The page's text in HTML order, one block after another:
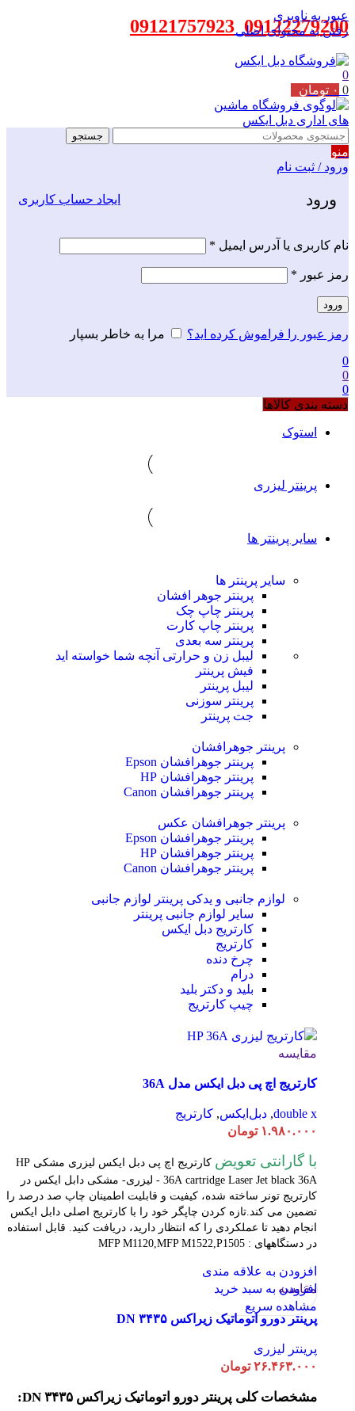
عبور به ناوبری
رفتن به محتوای اصلی
09122279200
09121757923
0
0 ۰ تومان
جستجو
منو
ورود / ثبت نام
ورود ایجاد حساب کاربری
نام کاربری یا آدرس ایمیل *
رمز عبور *
ورود
رمز عبور را فراموش کرده اید؟
مرا به خاطر بسپار
0
0
0
دسته بندی کالاها
استوک
پرینتر لیزری
سایر پرینتر ها
سایر پرینتر ها
پرینتر جوهر افشان
پرینتر چاپ چک
پرینتر چاپ کارت
پرینتر سه بعدی
لیبل زن و حرارتی آنچه شما خواسته اید
فیش پرینتر
لیبل پرینتر
پرینتر سوزنی
جت پرینتر
پرینتر جوهرافشان
پرینتر جوهرافشان Epson
پرینتر جوهرافشان HP
پرینتر جوهرافشان Canon
پرینتر جوهرافشان عکس
پرینتر جوهرافشان Epson
پرینتر جوهرافشان HP
پرینتر جوهرافشان Canon
لوازم جانبی و یدکی پرینتر لوازم جانبی
سایر لوازم جانبی پرینتر
کارتریج دبل ایکس
کارتریج
چرخ دنده
درام
بلید و دکتر بلید
چیپ کارتریج
مقایسه
کارتریج اچ پی دبل ایکس مدل 36A
double x
, دبل‌ایکس, کارتریج
۱.۹۸۰.۰۰۰ تومان
با گارانتی تعویض
کارتریج اچ پی دبل ایکس لیزری مشکی HP
36A cartridge Laser
Jet black 36A - لیزری- مشکی دابل ایکس در
کارتریج تونر ساخته شده، کیفیت و قابلیت اطمینان چاپ صد درصد را
تضمین می کند.تازه کردن چاپگر خود را با کارتریج اصلی دابل ایکس
انجام دهید تا عملکردی را که انتظار دارید، دریافت کنید. قابل استفاده
در دستگاههای : MFP M1120,MFP M1522,P1505
افزودن به علاقه مندی
افزودن به سبد خرید
مشاهده سریع
مقایسه
پرینتر دورو اتوماتیک زیراکس DN ۳۴۳۵
پرینتر لیزری
۲۶.۴۶۳.۰۰۰ تومان
مشخصات کلی پرینتر دورو اتوماتیک زیراکس DN ۳۴۳۵: